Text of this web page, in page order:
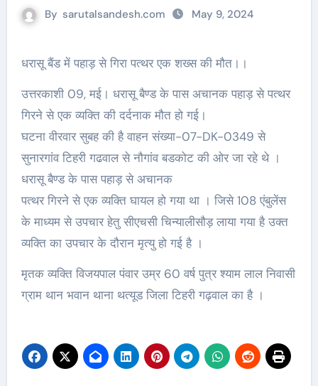
By sarutalsandesh.com May 9, 2024
धरासू बैंड में पहाड़ से गिरा पत्थर एक शख्स की मौत।।
उत्तरकाशी 09, मई। धरासू बैण्ड के पास अचानक पहाड़ से पत्थर
गिरने से एक व्यक्ति की दर्दनाक मौत हो गई।
घटना वीरवार सुबह की है वाहन संख्या-07-DK-0349 से
सुनारगांव टिहरी गढवाल से नौगांव बडकोट की ओर जा रहे थे ।
धरासू बैण्ड के पास पहाड़ से अचानक
पत्थर गिरने से एक व्यक्ति घायल हो गया था । जिसे 108 एंबुलेंस
के माध्यम से उपचार हेतु सीएचसी चिन्यालीसौड़ लाया गया है उक्त
व्यक्ति का उपचार के दौरान मृत्यु हो गई है ।
मृतक व्यक्ति विजयपाल पंवार उम्र 60 वर्ष पुत्र श्याम लाल निवासी
ग्राम थान भवान थाना थत्यूड जिला टिहरी गढ़वाल का है ‌।